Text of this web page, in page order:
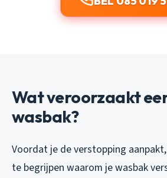
Wat veroorzaakt
wasbak?
Voordat je de verstopping
te begrijpen waarom je wasbak